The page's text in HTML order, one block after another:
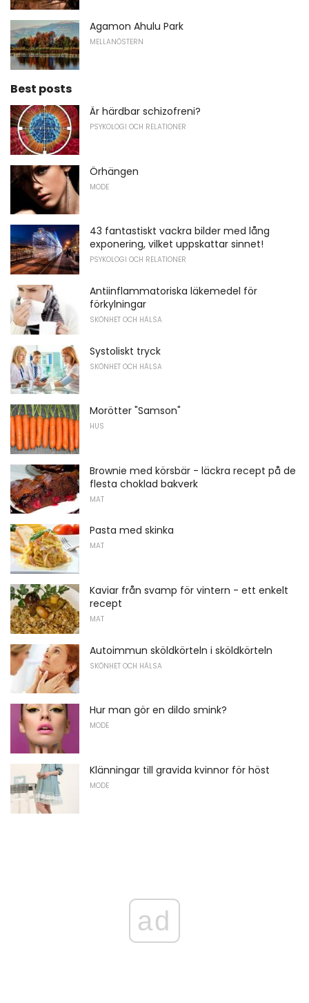
Agamon Ahulu Park
MELLANÖSTERN
Best posts
Är härdbar schizofreni?
PSYKOLOGI OCH RELATIONER
Örhängen
MODE
43 fantastiskt vackra bilder med lång
exponering, vilket uppskattar sinnet!
PSYKOLOGI OCH RELATIONER
Antiinflammatoriska läkemedel för
förkylningar
SKÖNHET OCH HÄLSA
Systoliskt tryck
SKÖNHET OCH HÄLSA
Morötter "Samson"
HUS
Brownie med körsbär - läckra recept på de
flesta choklad bakverk
MAT
Pasta med skinka
MAT
Kaviar från svamp för vintern - ett enkelt
recept
MAT
Autoimmun sköldkörteln i sköldkörteln
SKÖNHET OCH HÄLSA
Hur man gör en dildo smink?
MODE
Klänningar till gravida kvinnor för höst
MODE
ad